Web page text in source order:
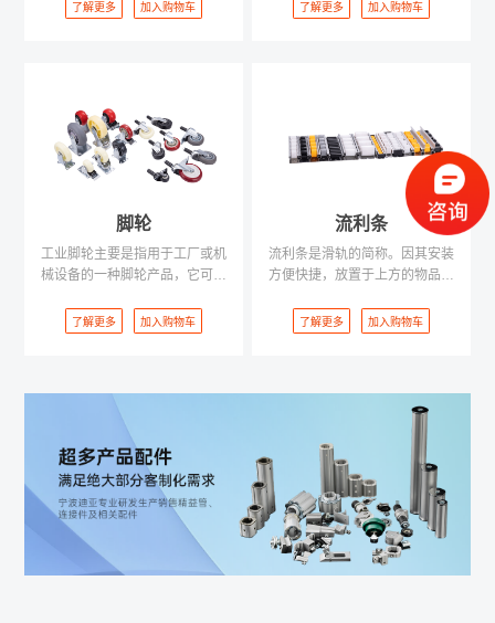
微信登录 账号登录
下次自动登录
您的电话
电子邮箱
了解更多 加入购物车 了解更多 加入购物车
脚轮
工业脚轮主要是指用于工厂或机
械设备的一种脚轮产品，它可以
（PA6）、超级聚氨酯、橡胶制
成的单轮，产品整体整具有很高
了解更多 加入购物车
流利条
流利条是滑轨的简称。因其安装
方便快捷，放置于上方的物品运
条。其多用于车间物料架等使用
了解更多 加入购物车